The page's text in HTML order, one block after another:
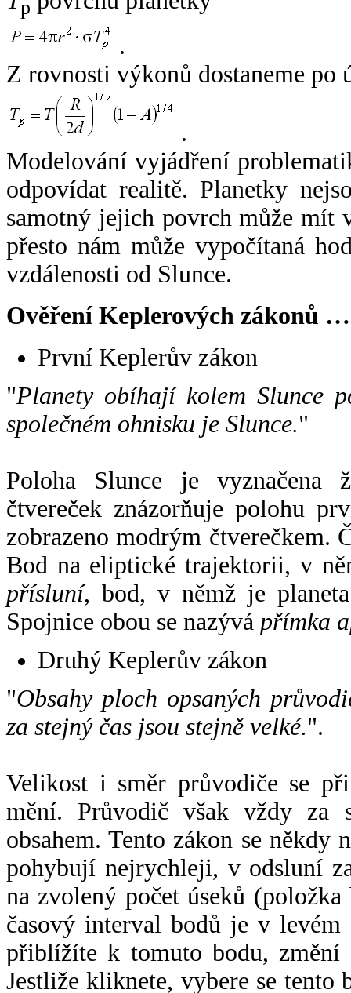
p
.
Z rovnosti výkonů dostaneme po
.
Modelování vyjádření
odpovídat realitě. Planetky
samotný jejich povrch může mít
přesto nám může vypočítaná
vzdálenosti od Slunce.
Ověření Keplerových zákonů …
První Keplerův zákon
"Planety obíhají kolem Slunce
společném ohnisku je Slunce."
Poloha Slunce je vyznačena
čtvereček znázorňuje polohu
zobrazeno modrým čtverečkem.
Bod na eliptické trajektorii, v
přísluní, bod, v němž je
Spojnice obou se nazývá přímka
Druhý Keplerův zákon
"Obsahy ploch opsaných
za stejný čas jsou stejně velké.".
Velikost i směr průvodiče se
mění. Průvodič však vždy za
obsahem. Tento zákon se někdy
pohybují nejrychleji, v odsluní
na zvolený počet úseků
časový interval bodů je v
přiblížíte k tomuto bodu,
Jestliže kliknete, vybere se tento